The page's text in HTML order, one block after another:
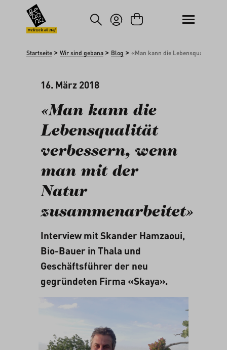
Hauptinhalt springen
Zur Suche springen
Weltweit ab Hof
Startseite > Wir sind gebana > Blog > «Man kann die Lebensqualität
16. März 2018
«Man kann die
Lebensqualität
verbessern, wenn
man mit der
Natur
zusammenarbeitet»
Interview mit Skander Hamzaoui,
Bio-Bauer in Thala und
Geschäftsführer der neu
gegründeten Firma «Skaya».